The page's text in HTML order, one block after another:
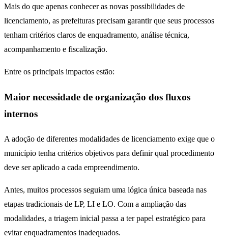
Mais do que apenas conhecer as novas possibilidades de
licenciamento, as prefeituras precisam garantir que seus processos
tenham critérios claros de enquadramento, análise técnica,
acompanhamento e fiscalização.
Entre os principais impactos estão:
Maior necessidade de organização dos fluxos
internos
A adoção de diferentes modalidades de licenciamento exige que o
município tenha critérios objetivos para definir qual procedimento
deve ser aplicado a cada empreendimento.
Antes, muitos processos seguiam uma lógica única baseada nas
etapas tradicionais de LP, LI e LO. Com a ampliação das
modalidades, a triagem inicial passa a ter papel estratégico para
evitar enquadramentos inadequados.